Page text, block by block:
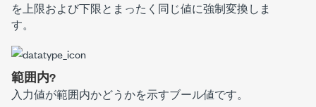
を 上限および下限とまったく同じ値に強制変換しま
す。
範囲内?
入力値が範囲内かどうかを示すブール値です。